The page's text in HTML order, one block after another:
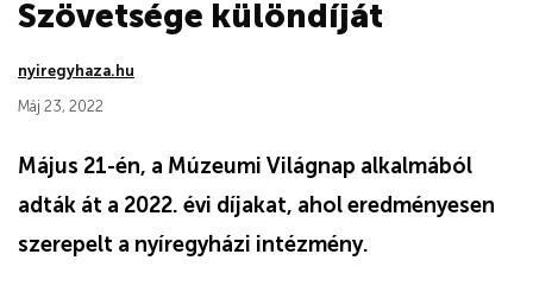
Szövetsége különdíját
nyiregyhaza.hu
Máj 23, 2022
Május 21-én, a Múzeumi Világnap alkalmából
adták át a 2022. évi díjakat, ahol eredményesen
szerepelt a nyíregyházi intézmény.